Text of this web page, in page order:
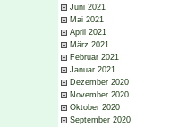
Juni 2021
Mai 2021
April 2021
März 2021
Februar 2021
Januar 2021
Dezember 2020
November 2020
Oktober 2020
September 2020